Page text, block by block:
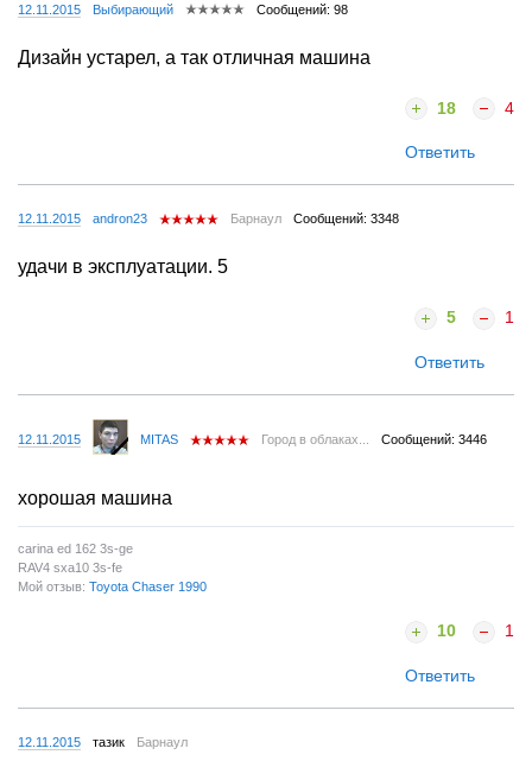
12.11.2015 Выбирающий Сообщений: 98
Дизайн устарел, а так отличная машина
18 4
Ответить
12.11.2015 andron23 Барнаул Сообщений: 3348
удачи в эксплуатации. 5
5 1
Ответить
12.11.2015 MITAS Город в облаках... Сообщений: 3446
хорошая машина
carina ed 162 3s-ge
RAV4 sxa10 3s-fe
Мой отзыв: Toyota Chaser 1990
10 1
Ответить
12.11.2015 тазик Барнаул